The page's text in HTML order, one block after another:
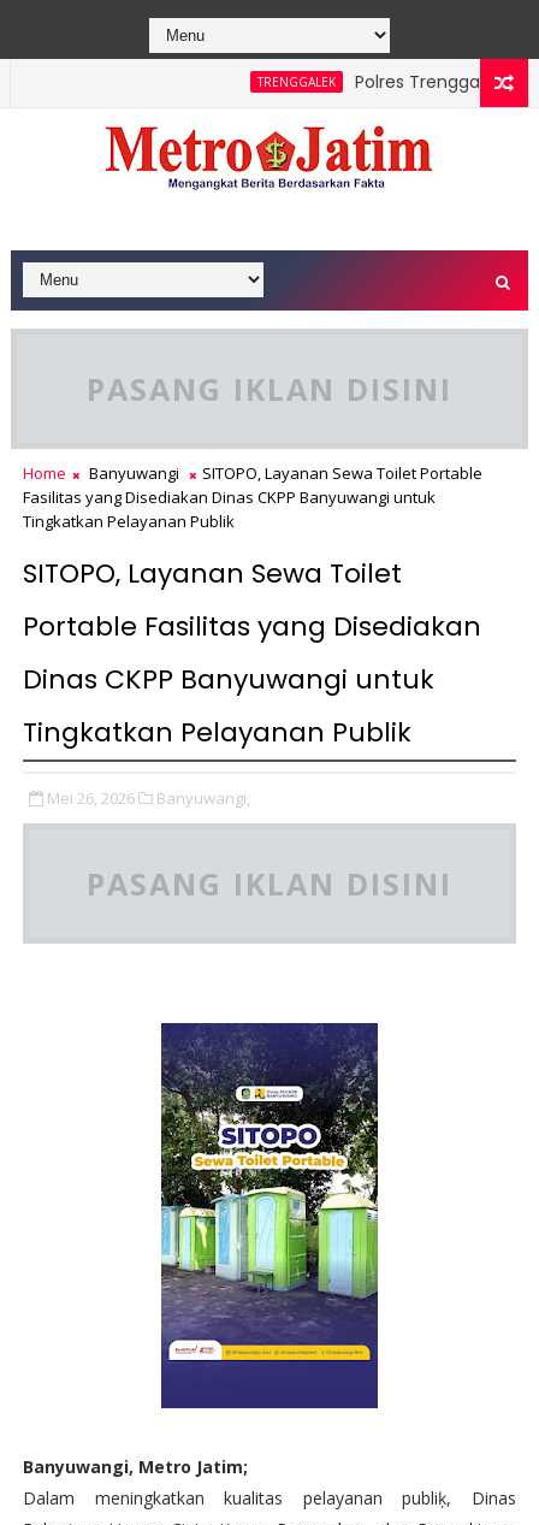
TRENGGALEK
Polres Trenggalek
Berhasil Dipadamkan, Masyarakat Diimbau Hentikan
PASANG IKLAN DISINI
Home Banyuwangi
SITOPO, Layanan Sewa Toilet Portable
Fasilitas yang Disediakan Dinas CKPP Banyuwangi untuk
Tingkatkan Pelayanan Publik
SITOPO, Layanan Sewa Toilet
Portable Fasilitas yang Disediakan
Dinas CKPP Banyuwangi untuk
Tingkatkan Pelayanan Publik
Mei 26, 2026 Banyuwangi,
PASANG IKLAN DISINI
Banyuwangi, Metro Jatim;
Dalam meningkatkan kualitas pelayanan publiķ, Dinas